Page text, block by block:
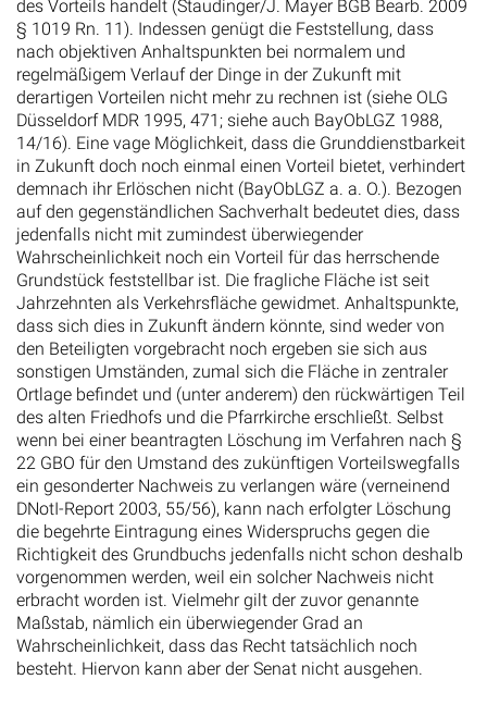
des Vorteils handelt (Staudinger/J. Mayer BGB Bearb. 2009
§ 1019 Rn. 11). Indessen genügt die Feststellung, dass
nach objektiven Anhaltspunkten bei normalem und
regelmäßigem Verlauf der Dinge in der Zukunft mit
derartigen Vorteilen nicht mehr zu rechnen ist (siehe OLG
Düsseldorf MDR 1995, 471; siehe auch BayObLGZ 1988,
14/16). Eine vage Möglichkeit, dass die Grunddienstbarkeit
in Zukunft doch noch einmal einen Vorteil bietet, verhindert
demnach ihr Erlöschen nicht (BayObLGZ a. a. O.). Bezogen
auf den gegenständlichen Sachverhalt bedeutet dies, dass
jedenfalls nicht mit zumindest überwiegender
Wahrscheinlichkeit noch ein Vorteil für das herrschende
Grundstück feststellbar ist. Die fragliche Fläche ist seit
Jahrzehnten als Verkehrsfläche gewidmet. Anhaltspunkte,
dass sich dies in Zukunft ändern könnte, sind weder von
den Beteiligten vorgebracht noch ergeben sie sich aus
sonstigen Umständen, zumal sich die Fläche in zentraler
Ortlage befindet und (unter anderem) den rückwärtigen Teil
des alten Friedhofs und die Pfarrkirche erschließt. Selbst
wenn bei einer beantragten Löschung im Verfahren nach §
22 GBO für den Umstand des zukünftigen Vorteilswegfalls
ein gesonderter Nachweis zu verlangen wäre (verneinend
DNotI-Report 2003, 55/56), kann nach erfolgter Löschung
die begehrte Eintragung eines Widerspruchs gegen die
Richtigkeit des Grundbuchs jedenfalls nicht schon deshalb
vorgenommen werden, weil ein solcher Nachweis nicht
erbracht worden ist. Vielmehr gilt der zuvor genannte
Maßstab, nämlich ein überwiegender Grad an
Wahrscheinlichkeit, dass das Recht tatsächlich noch
besteht. Hiervon kann aber der Senat nicht ausgehen.